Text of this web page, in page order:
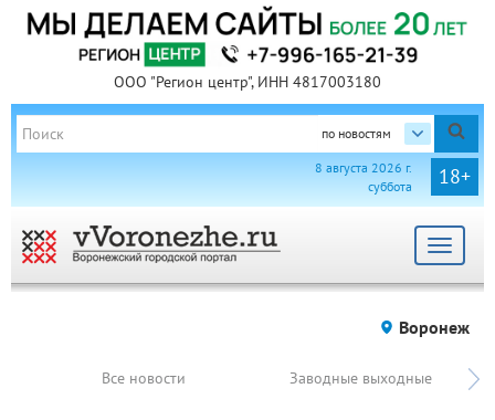
ООО "Регион центр", ИНН 4817003180
по новостям
18+
8 августа 2026 г.
суббота
Toggle
Воронеж
Все новости Заводные выходные